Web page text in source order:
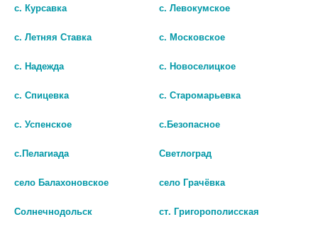
1+1Г. N1 ФЛАК. ПОР. Д/Р-РА
ПОР. Д/Р-РА В/В В/М
246
В КОРЗИНУ
с. Курсавка с. Левокумское
с. Летняя Ставка с. Московское
с. Надежда с. Новоселицкое
с. Спицевка с. Старомарьевка
с. Успенское с.Безопасное
с.Пелагиада Светлоград
село Балахоновское село Грачёвка
Солнечнодольск ст. Григорополисская